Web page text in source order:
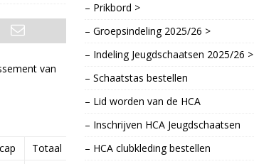
van
Totaal
– Prikbord >
– Groepsindeling 2025/26 >
– Indeling Jeugdschaatsen 2025/26 >
– Schaatstas bestellen
– Lid worden van de HCA
– Inschrijven HCA Jeugdschaatsen
– HCA clubkleding bestellen